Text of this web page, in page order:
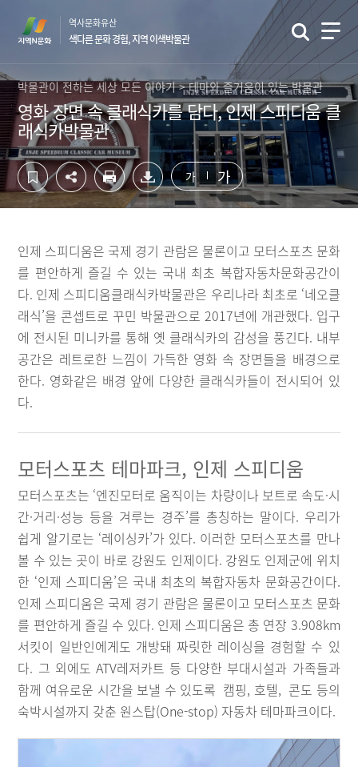
영
역
바
로
가
기
역
바
로
가
기
역사문화유산
색다른 문화 경험, 지역 이색박물관
박물관이 전하는 세상 모든 이야기 > 테마와 즐거움이 있는 박물관
영화 장면 속 클래식카를 담다, 인제 스피디움 클
래식카박물관
가 가
인제 스피디움은 국제 경기 관람은 물론이고 모터스포츠 문화
를 편안하게 즐길 수 있는 국내 최초 복합자동차문화공간이
다. 인제 스피디움클래식카박물관은 우리나라 최초로 ‘네오클
래식’을 콘셉트로 꾸민 박물관으로 2017년에 개관했다. 입구
에 전시된 미니카를 통해 옛 클래식카의 감성을 풍긴다. 내부
공간은 레트로한 느낌이 가득한 영화 속 장면들을 배경으로
한다. 영화같은 배경 앞에 다양한 클래식카들이 전시되어 있
다.
모터스포츠 테마파크, 인제 스피디움
모터스포츠는 ‘엔진모터로 움직이는 차량이나 보트로 속도·시
간·거리·성능 등을 겨루는 경주’를 총칭하는 말이다. 우리가
쉽게 알기로는 ‘레이싱카’가 있다. 이러한 모터스포츠를 만나
볼 수 있는 곳이 바로 강원도 인제이다. 강원도 인제군에 위치
한 ‘인제 스피디움’은 국내 최초의 복합자동차 문화공간이다.
인제 스피디움은 국제 경기 관람은 물론이고 모터스포츠 문화
를 편안하게 즐길 수 있다. 인제 스피디움은 총 연장 3.908km
서킷이 일반인에게도 개방돼 짜릿한 레이싱을 경험할 수 있
다. 그 외에도 ATV레저카트 등 다양한 부대시설과 가족들과
함께 여유로운 시간을 보낼 수 있도록 캠핑, 호텔, 콘도 등의
숙박시설까지 갖춘 원스탑(One-stop) 자동차 테마파크이다.